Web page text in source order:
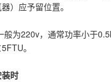
）应予留位置。
220v，通常功率小于
。
时